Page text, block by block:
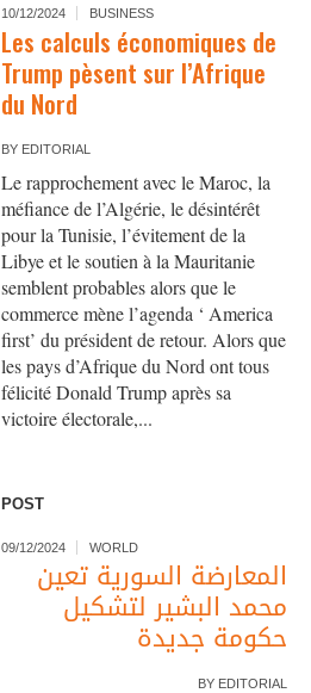
10/12/2024 BUSINESS
Les calculs économiques de
Trump pèsent sur l’Afrique
du Nord
BY EDITORIAL
Le rapprochement avec le Maroc, la
méfiance de l’Algérie, le désintérêt
pour la Tunisie, l’évitement de la
Libye et le soutien à la Mauritanie
semblent probables alors que le
commerce mène l’agenda ‘ America
first’ du président de retour. Alors que
les pays d’Afrique du Nord ont tous
félicité Donald Trump après sa
victoire électorale,...
POST
09/12/2024 WORLD
المعارضة السورية تعين
محمد البشير لتشكيل
حكومة جديدة
BY EDITORIAL